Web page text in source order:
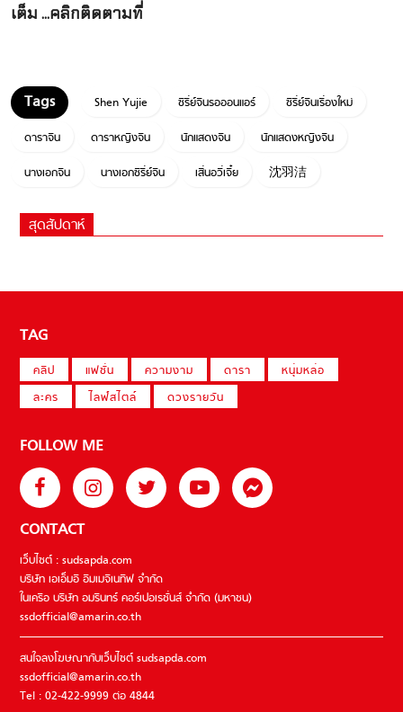
เต็ม ...คลิกติดตามที่
Shen Yujie ซีรี่ย์จีนรอออนแอร์
ซีรี่ย์จีนเรื่องใหม่
ดาราจีน
ดาราหญิงจีน นักแสดงจีน
นักแสดงหญิงจีน
นางเอกจีน
นางเอกซีรี่ย์จีน เสิ่นอวี่เจี๋ย 沈羽洁
สุดสัปดาห์
TAG
คลิป แฟชั่น ความงาม ดารา
หนุ่มหล่อ
ละคร
ไลฟ์สไตล์ ดวงรายวัน
FOLLOW ME
CONTACT
เว็บไซต์ : sudsapda.com
บริษัท เอเอ็มอี อิมเมจิเนทีฟ จำกัด
ในเครือ บริษัท อมรินทร์ คอร์เปอเรชั่นส์ จำกัด (มหาชน)
ssdofficial@amarin.co.th
สนใจลงโฆษณากับเว็บไซต์ sudsapda.com
ssdofficial@amarin.co.th
Tel : 02-422-9999 ต่อ 4844